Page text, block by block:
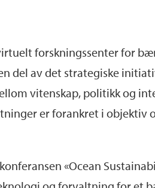
forskningssenter for
del av det strategiske
vitenskap, politikk og
er forankret i objektiv
«Ocean